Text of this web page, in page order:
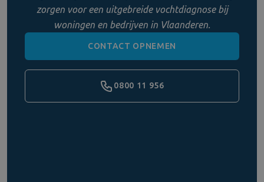
zorgen voor een uitgebreide vochtdiagnose bij
woningen en bedrijven in Vlaanderen.
CONTACT OPNEMEN
0800 11 956